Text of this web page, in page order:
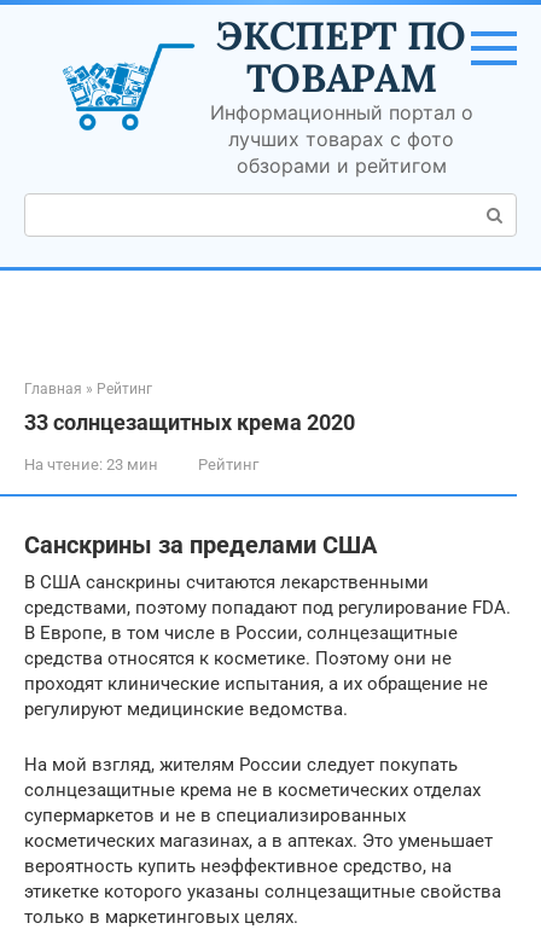
Перейти
контенту
ЭКСПЕРТ ПО
ТОВАРАМ
Информационный портал о
лучших товарах с фото
обзорами и рейтигом
Поиск:
Главная » Рейтинг
33 солнцезащитных крема 2020
На чтение: 23 мин Рейтинг
Санскрины за пределами США
В США санскрины считаются лекарственными
средствами, поэтому попадают под регулирование FDA.
В Европе, в том числе в России, солнцезащитные
средства относятся к косметике. Поэтому они не
проходят клинические испытания, а их обращение не
регулируют медицинские ведомства.
На мой взгляд, жителям России следует покупать
солнцезащитные крема не в косметических отделах
супермаркетов и не в специализированных
косметических магазинах, а в аптеках. Это уменьшает
вероятность купить неэффективное средство, на
этикетке которого указаны солнцезащитные свойства
только в маркетинговых целях.